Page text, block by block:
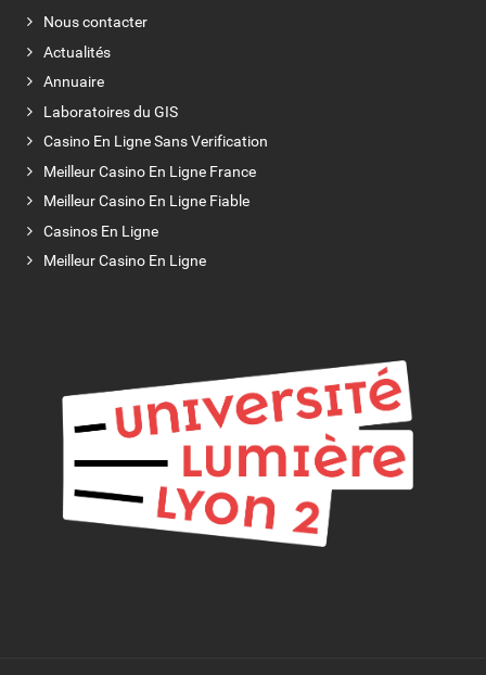
Nous contacter
Actualités
Annuaire
Laboratoires du GIS
Casino En Ligne Sans Verification
Meilleur Casino En Ligne France
Meilleur Casino En Ligne Fiable
Casinos En Ligne
Meilleur Casino En Ligne